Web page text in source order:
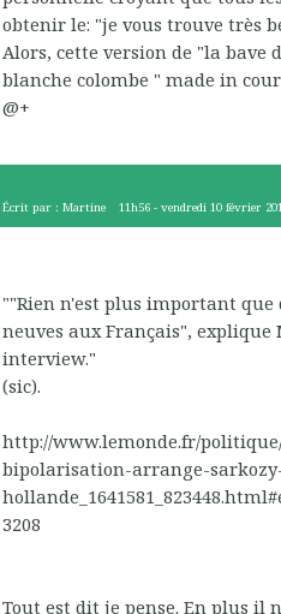
obtenir le: "je vous trouve très
Alors, cette version de "la bave
blanche colombe " made in
@+
Écrit par : Martine 11h56 -vendredi 10 février
""Rien n'est plus important que
neuves aux Français", explique
interview."
(sic).
http://www.lemonde.fr/
bipolarisation-arrange-
3208
Tout est dit je pense. En plus il